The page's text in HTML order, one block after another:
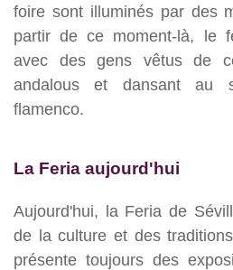
foire sont illuminés par des
partir de ce moment-là, le
avec des gens vêtus de
andalous et dansant au
flamenco.
La Feria aujourd'hui
Aujourd'hui, la Feria de
de la culture et des
présente toujours des